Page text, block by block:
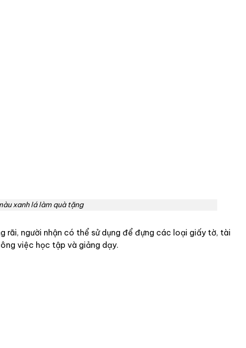
xanh lá làm quà tặng
rãi, người nhận có thể sử dụng để đựng các loại giấy tờ, tài
việc học tập và giảng dạy.